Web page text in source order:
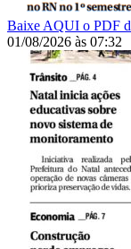
Baixe AQUI o PDF
01/08/2026 às 07:32